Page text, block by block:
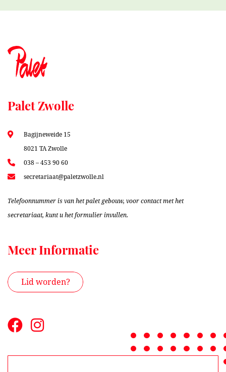
Palet Zwolle
Bagijneweide 15
8021 TA Zwolle
038 – 453 90 60
secretariaat@paletzwolle.nl
Telefoonnummer is van het palet gebouw, voor contact met het
secretariaat, kunt u het formulier invullen.
Meer Informatie
Lid worden?